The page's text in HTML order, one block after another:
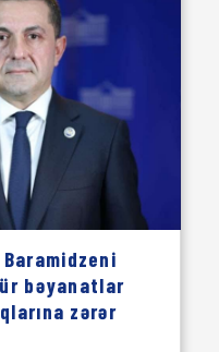
bəyanatlar
zərər